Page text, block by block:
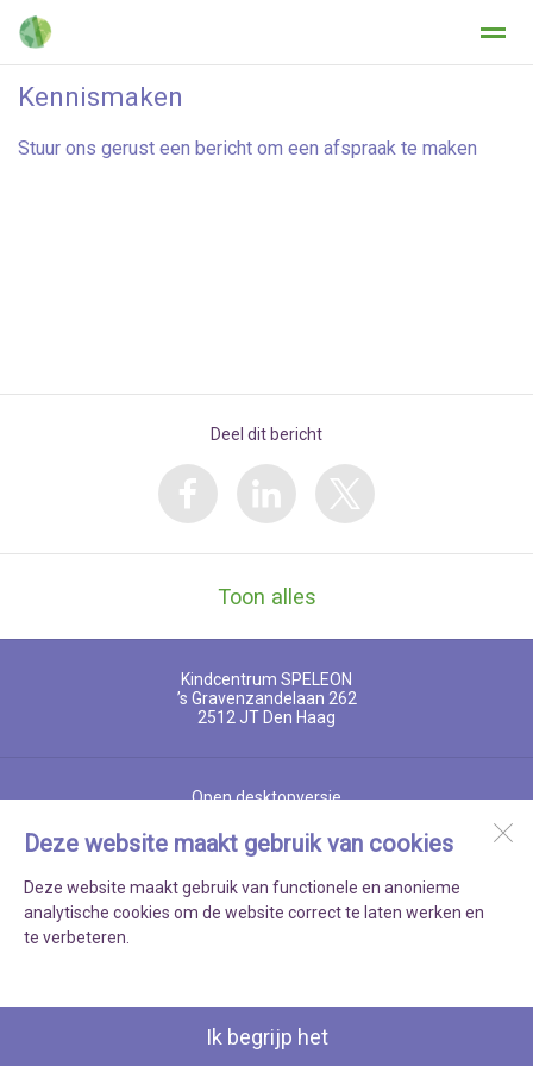
Deze website maakt gebruik van cookies
Deze website maakt gebruik van functionele en anonieme
analytische cookies om de website correct te laten werken en
te verbeteren.
Ik begrijp het
Kennismaken
Stuur ons gerust een bericht om een afspraak te maken
Deel dit bericht
Toon alles
Kindcentrum SPELEON
’s Gravenzandelaan 262
2512 JT Den Haag
Open desktopversie
Ziber DS4